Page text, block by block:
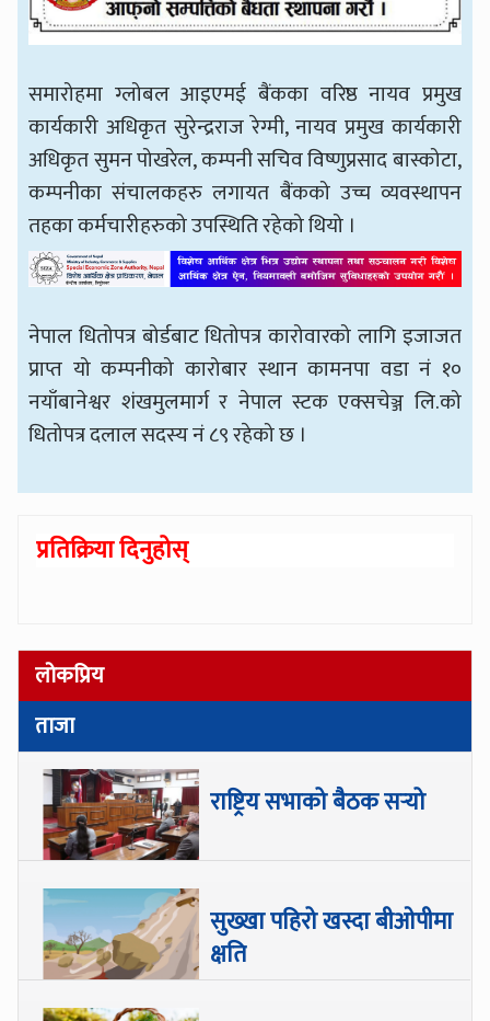
समारोहमा ग्लोबल आइएमई बैंकका वरिष्ठ नायव प्रमुख
कार्यकारी अधिकृत सुरेन्द्रराज रेग्मी, नायव प्रमुख कार्यकारी
अधिकृत सुमन पोखरेल, कम्पनी सचिव विष्णुप्रसाद बास्कोटा,
कम्पनीका संचालकहरु लगायत बैंकको उच्च व्यवस्थापन
तहका कर्मचारीहरुको उपस्थिति रहेको थियो ।
नेपाल धितोपत्र बोर्डबाट धितोपत्र कारोवारको लागि इजाजत
प्राप्त यो कम्पनीको कारोबार स्थान कामनपा वडा नं १०
नयाँबानेश्वर शंखमुलमार्ग र नेपाल स्टक एक्सचेञ्ज लि.को
धितोपत्र दलाल सदस्य नं ८९ रहेको छ ।
प्रतिक्रिया दिनुहोस्
लोकप्रिय
ताजा
राष्ट्रिय सभाको बैठक सर्‍यो
सुख्खा पहिरो खस्दा बीओपीमा
क्षति